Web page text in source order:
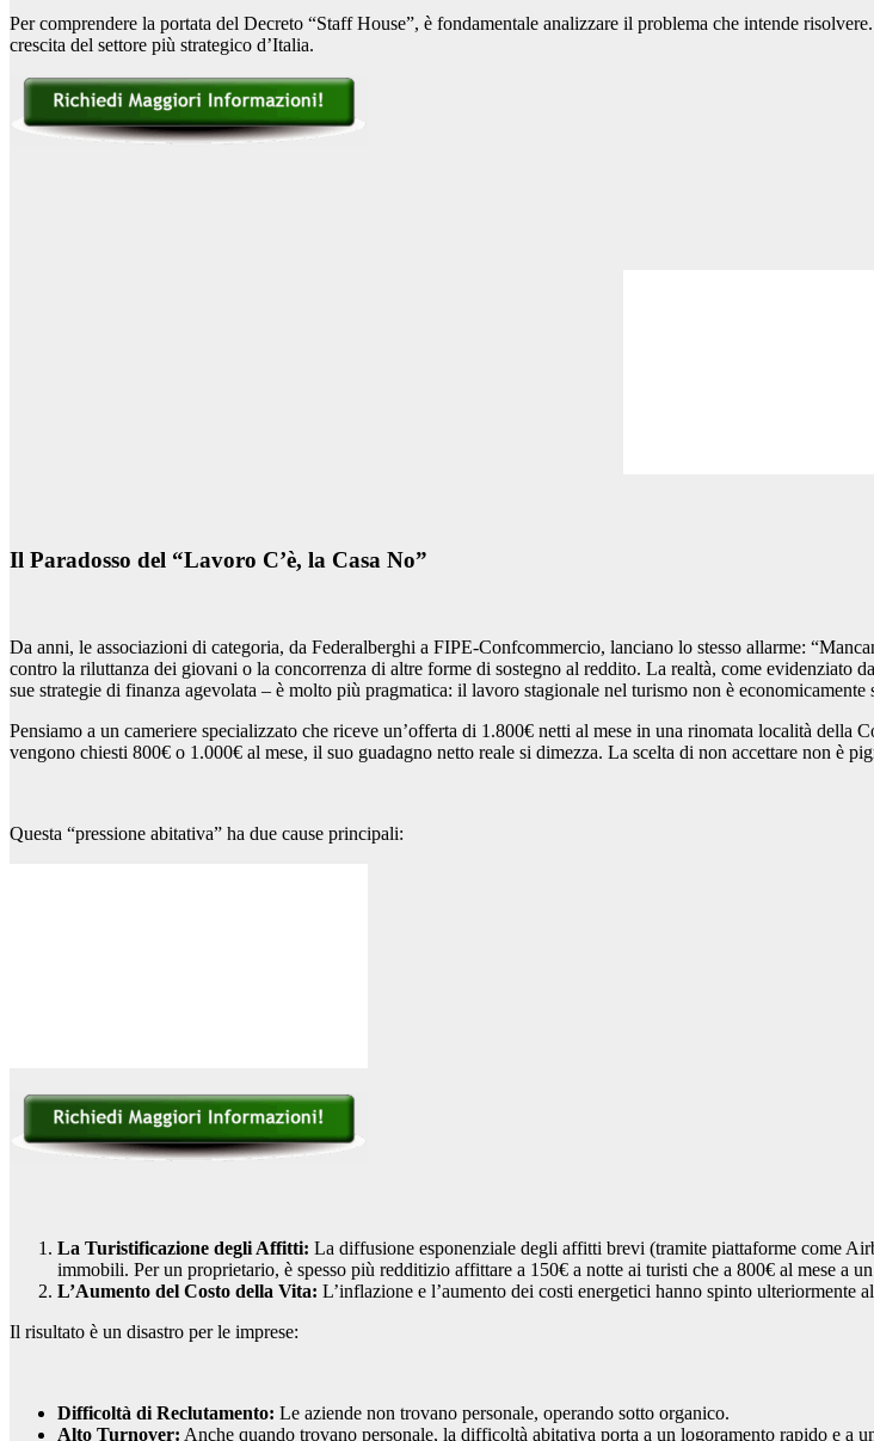
Per comprendere la portata del Decreto “Staff House”, è fondamentale analizzare il problema che intende
crescita del settore più strategico d’Italia.
Il Paradosso del “Lavoro C’è, la Casa No”
Da anni, le associazioni di categoria, da Federalberghi a FIPE-Confcommercio, lanciano lo stesso allarme:
contro la riluttanza dei giovani o la concorrenza di altre forme di sostegno al reddito. La realtà, come evidenziato
sue strategie di finanza agevolata – è molto più pragmatica: il lavoro stagionale nel turismo non è
Pensiamo a un cameriere specializzato che riceve un’offerta di 1.800€ netti al mese in una rinomata località
vengono chiesti 800€ o 1.000€ al mese, il suo guadagno netto reale si dimezza. La scelta di non accettare non è
Questa “pressione abitativa” ha due cause principali:
La Turistificazione degli Affitti: La diffusione esponenziale degli affitti brevi (tramite piattaforme come
immobili. Per un proprietario, è spesso più redditizio affittare a 150€ a notte ai turisti che a 800€ al mese a
L’Aumento del Costo della Vita: L’inflazione e l’aumento dei costi energetici hanno spinto ulteriormente
Il risultato è un disastro per le imprese:
Difficoltà di Reclutamento: Le aziende non trovano personale, operando sotto organico.
Alto Turnover: Anche quando trovano personale, la difficoltà abitativa porta a un logoramento rapido e a